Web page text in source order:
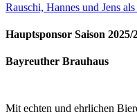
Rauschi, Hannes und Jens
Hauptsponsor Saison 2025/
Bayreuther Brauhaus
Mit echten und ehrlichen